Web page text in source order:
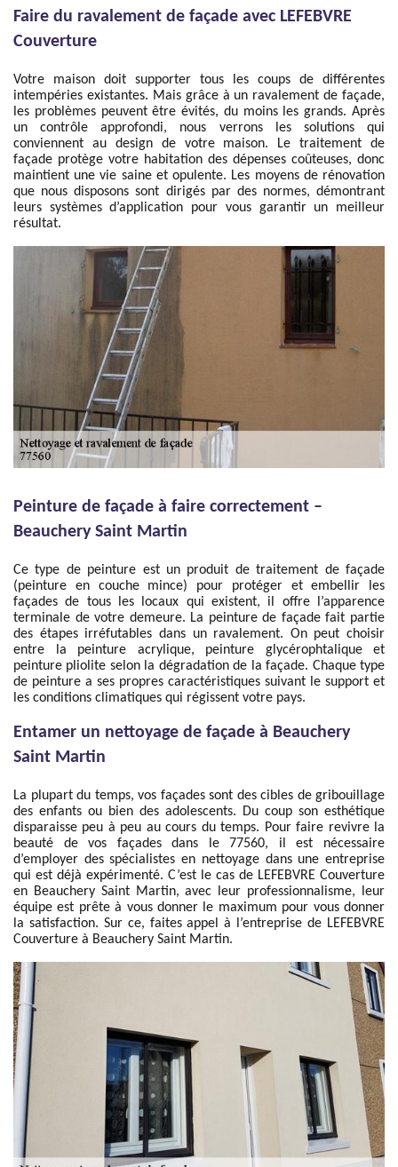
Faire du ravalement de façade avec LEFEBVRE
Couverture
Votre maison doit supporter tous les coups de différentes
intempéries existantes. Mais grâce à un ravalement de façade,
les problèmes peuvent être évités, du moins les grands. Après
un contrôle approfondi, nous verrons les solutions qui
conviennent au design de votre maison. Le traitement de
façade protège votre habitation des dépenses coûteuses, donc
maintient une vie saine et opulente. Les moyens de rénovation
que nous disposons sont dirigés par des normes, démontrant
leurs systèmes d’application pour vous garantir un meilleur
résultat.
Peinture de façade à faire correctement –
Beauchery Saint Martin
Ce type de peinture est un produit de traitement de façade
(peinture en couche mince) pour protéger et embellir les
façades de tous les locaux qui existent, il offre l’apparence
terminale de votre demeure. La peinture de façade fait partie
des étapes irréfutables dans un ravalement. On peut choisir
entre la peinture acrylique, peinture glycérophtalique et
peinture pliolite selon la dégradation de la façade. Chaque type
de peinture a ses propres caractéristiques suivant le support et
les conditions climatiques qui régissent votre pays.
Entamer un nettoyage de façade à Beauchery
Saint Martin
La plupart du temps, vos façades sont des cibles de gribouillage
des enfants ou bien des adolescents. Du coup son esthétique
disparaisse peu à peu au cours du temps. Pour faire revivre la
beauté de vos façades dans le 77560, il est nécessaire
d’employer des spécialistes en nettoyage dans une entreprise
qui est déjà expérimenté. C’est le cas de LEFEBVRE Couverture
en Beauchery Saint Martin, avec leur professionnalisme, leur
équipe est prête à vous donner le maximum pour vous donner
la satisfaction. Sur ce, faites appel à l’entreprise de LEFEBVRE
Couverture à Beauchery Saint Martin.